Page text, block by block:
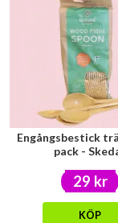
Engångsbestick
pack -
29 kr
KÖP